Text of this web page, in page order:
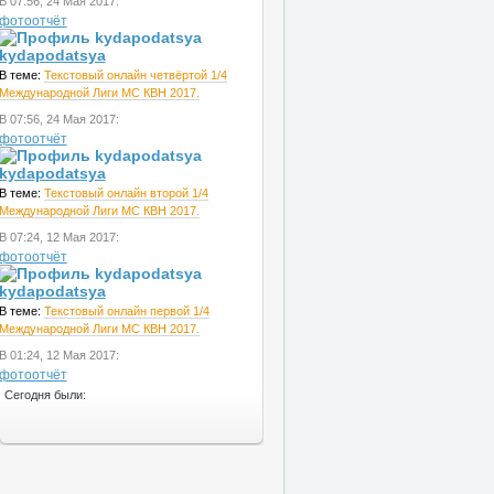
фотоотчёт
kydapodatsya
В теме: Текстовый онлайн четвёртой 1/4
Международной Лиги МС КВН 2017.
В 07:56, 24 Мая 2017:
фотоотчёт
kydapodatsya
В теме: Текстовый онлайн второй 1/4
Международной Лиги МС КВН 2017.
В 07:24, 12 Мая 2017:
фотоотчёт
kydapodatsya
В теме: Текстовый онлайн первой 1/4
Международной Лиги МС КВН 2017.
В 01:24, 12 Мая 2017:
фотоотчёт
Сегодня были: